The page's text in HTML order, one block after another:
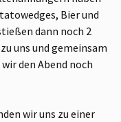
Bier und
dann noch 2
uns und gemeinsam
den Abend noch
wir uns zu einer